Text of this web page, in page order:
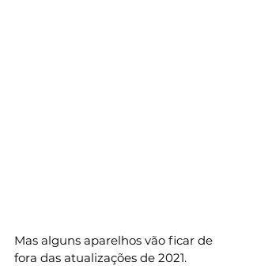
Mas alguns aparelhos vão ficar de
fora das atualizações de 2021.